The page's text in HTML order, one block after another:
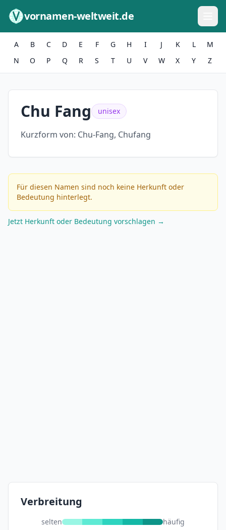
vornamen-weltweit.de
A B C D E F G H I J K L
M
N
O P Q R S T U V W X Y Z
Chu Fang unisex
Kurzform von: Chu-Fang, Chufang
Für diesen Namen sind noch keine Herkunft oder
Bedeutung hinterlegt.
Jetzt Herkunft oder Bedeutung vorschlagen →
Verbreitung
selten häufig